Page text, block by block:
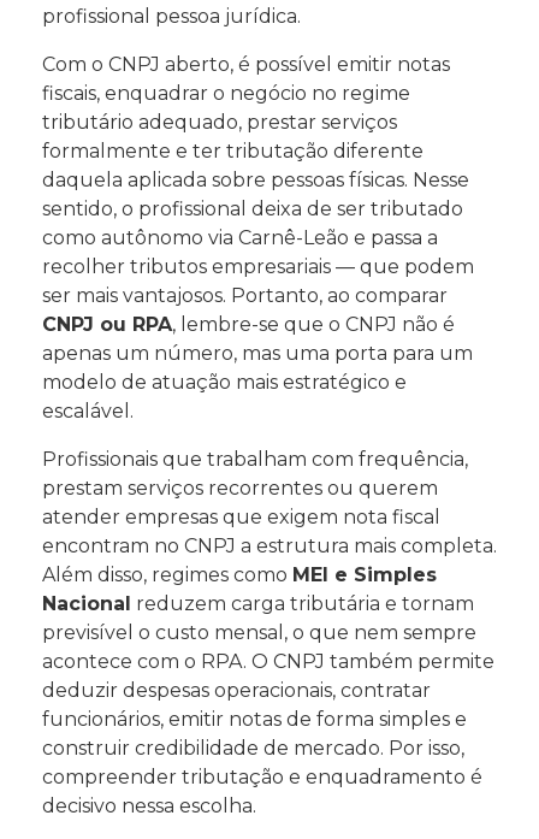
profissional pessoa jurídica.
Com o CNPJ aberto, é possível emitir notas
fiscais, enquadrar o negócio no regime
tributário adequado, prestar serviços
formalmente e ter tributação diferente
daquela aplicada sobre pessoas físicas. Nesse
sentido, o profissional deixa de ser tributado
como autônomo via Carnê-Leão e passa a
recolher tributos empresariais — que podem
ser mais vantajosos. Portanto, ao comparar
CNPJ ou RPA, lembre-se que o CNPJ não é
apenas um número, mas uma porta para um
modelo de atuação mais estratégico e
escalável.
Profissionais que trabalham com frequência,
prestam serviços recorrentes ou querem
atender empresas que exigem nota fiscal
encontram no CNPJ a estrutura mais completa.
Além disso, regimes como MEI e Simples
Nacional reduzem carga tributária e tornam
previsível o custo mensal, o que nem sempre
acontece com o RPA. O CNPJ também permite
deduzir despesas operacionais, contratar
funcionários, emitir notas de forma simples e
construir credibilidade de mercado. Por isso,
compreender tributação e enquadramento é
decisivo nessa escolha.